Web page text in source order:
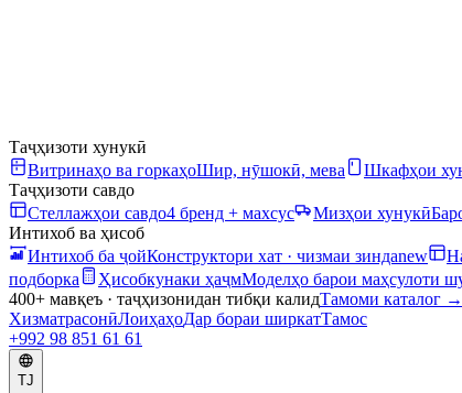
Таҷҳизоти хунукӣ
Витринаҳо ва горкаҳоШир, нӯшокӣ, мева Шкафҳои
Таҷҳизоти савдо
Стеллажҳои савдо4 бренд + махсус Мизҳои хунукӣ
Интихоб ва ҳисоб
Интихоб ба ҷойКонструктори хат · чизмаи зиндаnew
подборка
Ҳисобкунаки ҳаҷмМоделҳо барои маҳсулоти
400+ мавқеъ · таҷҳизонидан тибқи калидТамоми каталог →
ХизматрасонӣЛоиҳаҳоДар бораи ширкатТамос
+992 98 851 61 61
TJ